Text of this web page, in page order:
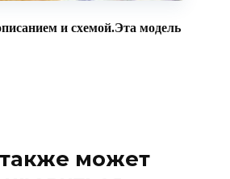
и схемой.Эта модель
может